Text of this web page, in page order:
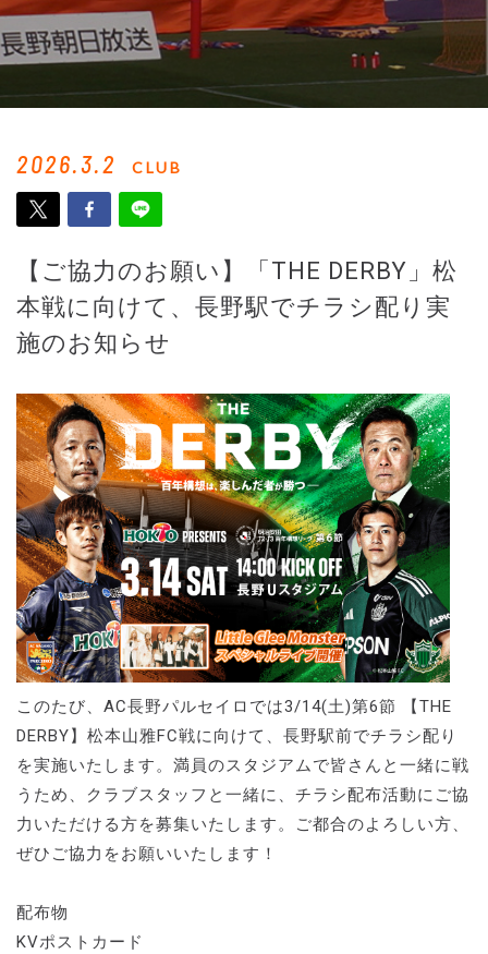
2026.3.2 CLUB
【ご協力のお願い】「THE DERBY」松
本戦に向けて、長野駅でチラシ配り実
施のお知らせ
このたび、AC長野パルセイロでは3/14(土)第6節 【THE
DERBY】松本山雅FC戦に向けて、長野駅前でチラシ配り
を実施いたします。満員のスタジアムで皆さんと一緒に戦
うため、クラブスタッフと一緒に、チラシ配布活動にご協
力いただける方を募集いたします。ご都合のよろしい方、
ぜひご協力をお願いいたします！
配布物
KVポストカード